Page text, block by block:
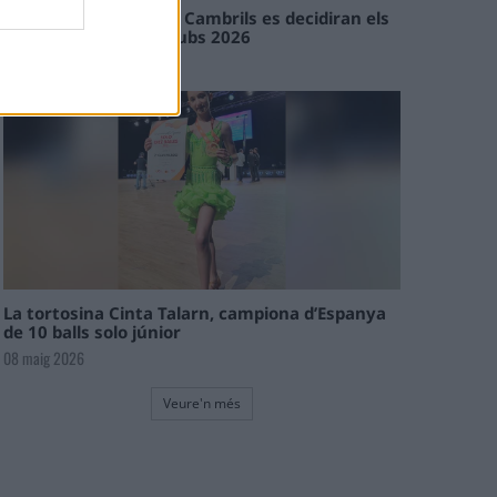
En les tirades de Flix i Cambrils es decidiran els
campions de l’Interclubs 2026
La tortosina Cinta Talarn, campiona d’Espanya
de 10 balls solo júnior
08 maig 2026
Veure'n més